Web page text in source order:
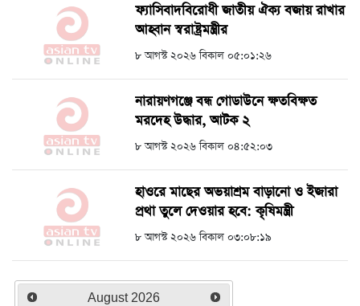
ফ্যাসিবাদবিরোধী জাতীয় ঐক্য বজায় রাখার
আহ্বান স্বরাষ্ট্রমন্ত্রীর
৮ আগস্ট ২০২৬ বিকাল ০৫:০১:২৬
নারায়ণগঞ্জে বন্ধ গোডাউনে ক্ষতবিক্ষত
মরদেহ উদ্ধার, আটক ২
৮ আগস্ট ২০২৬ বিকাল ০৪:৫২:০৩
হাওরে মাছের অভয়াশ্রম বাড়ানো ও ইজারা
প্রথা তুলে দেওয়ার হবে: কৃষিমন্ত্রী
৮ আগস্ট ২০২৬ বিকাল ০৩:০৮:১৯
August 2026